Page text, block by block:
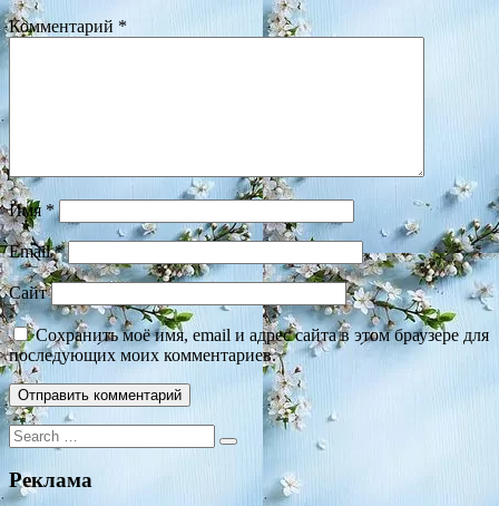
Комментарий *
Имя*
Email*
Сайт
Сохранить моё имя, email и адрес сайта в этом браузере для
последующих моих комментариев.
Search
for:
Реклама